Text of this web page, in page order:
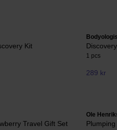
Kit
1 pcs
289 kr
Travel Gift Set
Ole